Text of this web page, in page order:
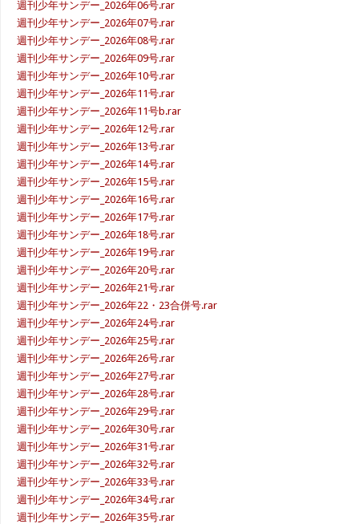
週刊少年サンデー_2026年06号.rar
週刊少年サンデー_2026年07号.rar
週刊少年サンデー_2026年08号.rar
週刊少年サンデー_2026年09号.rar
週刊少年サンデー_2026年10号.rar
週刊少年サンデー_2026年11号.rar
週刊少年サンデー_2026年11号b.rar
週刊少年サンデー_2026年12号.rar
週刊少年サンデー_2026年13号.rar
週刊少年サンデー_2026年14号.rar
週刊少年サンデー_2026年15号.rar
週刊少年サンデー_2026年16号.rar
週刊少年サンデー_2026年17号.rar
週刊少年サンデー_2026年18号.rar
週刊少年サンデー_2026年19号.rar
週刊少年サンデー_2026年20号.rar
週刊少年サンデー_2026年21号.rar
週刊少年サンデー_2026年22・23合併号.rar
週刊少年サンデー_2026年24号.rar
週刊少年サンデー_2026年25号.rar
週刊少年サンデー_2026年26号.rar
週刊少年サンデー_2026年27号.rar
週刊少年サンデー_2026年28号.rar
週刊少年サンデー_2026年29号.rar
週刊少年サンデー_2026年30号.rar
週刊少年サンデー_2026年31号.rar
週刊少年サンデー_2026年32号.rar
週刊少年サンデー_2026年33号.rar
週刊少年サンデー_2026年34号.rar
週刊少年サンデー_2026年35号.rar